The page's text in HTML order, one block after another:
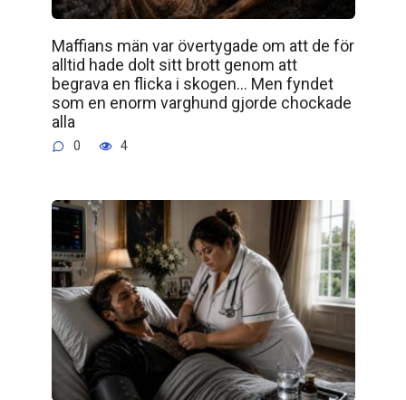
Maffians män var övertygade om att de för
alltid hade dolt sitt brott genom att
begrava en flicka i skogen… Men fyndet
som en enorm varghund gjorde chockade
alla
0 4